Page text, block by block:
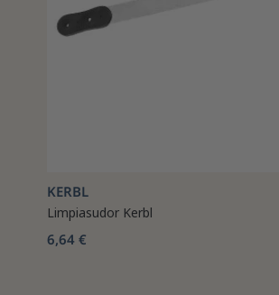
KERBL
Limpiasudor Kerbl
6,64 €